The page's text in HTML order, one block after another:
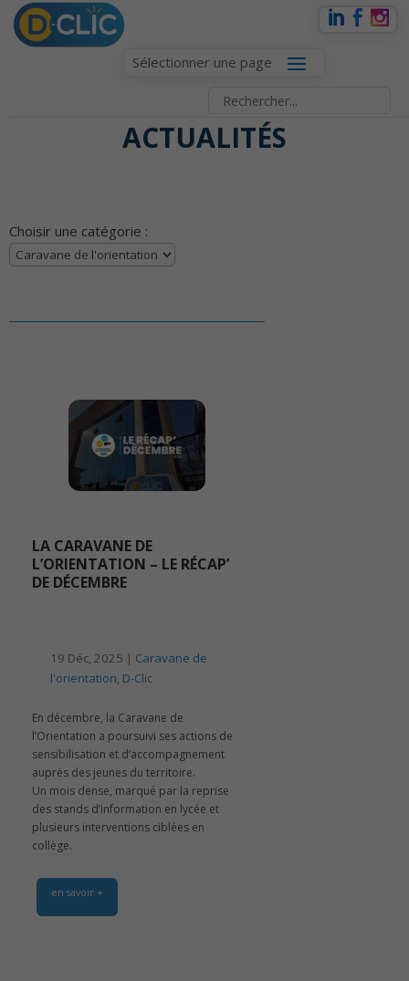
Sélectionner une page
ACTUALITÉS
Choisir une catégorie :
LA CARAVANE DE
L’ORIENTATION – LE RÉCAP’
DE DÉCEMBRE
19 Déc, 2025 | Caravane de
l'orientation, D-Clic
En décembre, la Caravane de
l’Orientation a poursuivi ses actions de
sensibilisation et d’accompagnement
auprès des jeunes du territoire.
Un mois dense, marqué par la reprise
des stands d’information en lycée et
plusieurs interventions ciblées en
collège.
en savoir +